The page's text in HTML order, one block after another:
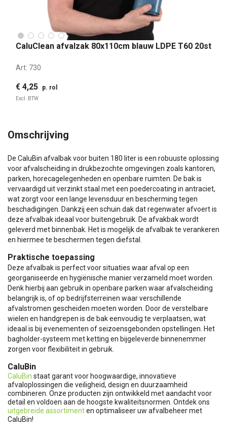
CaluClean afvalzak 80x110cm blauw LDPE T60 20st
Art: 730
€ 4,25 p. rol
Excl. BTW
Omschrijving
De CaluBin afvalbak voor buiten 180 liter is een robuuste oplossing
voor afvalscheiding in drukbezochte omgevingen zoals kantoren,
parken, horecagelegenheden en openbare ruimten. De bak is
vervaardigd uit verzinkt staal met een poedercoating in antraciet,
wat zorgt voor een lange levensduur en bescherming tegen
beschadigingen. Dankzij een schuin dak dat regenwater afvoert is
deze afvalbak ideaal voor buitengebruik. De afvakbak wordt
geleverd met binnenbak. Het is mogelijk de afvalbak te verankeren
en hiermee te beschermen tegen diefstal.
Praktische toepassing
Deze afvalbak is perfect voor situaties waar afval op een
georganiseerde en hygiënische manier verzameld moet worden.
Denk hierbij aan gebruik in openbare parken waar afvalscheiding
belangrijk is, of op bedrijfsterreinen waar verschillende
afvalstromen gescheiden moeten worden. Door de verstelbare
wielen en handgrepen is de bak eenvoudig te verplaatsen, wat
ideaal is bij evenementen of seizoensgebonden opstellingen. Het
bagholder-systeem met ketting en bijgeleverde binnenemmer
zorgen voor flexibiliteit in gebruik.
CaluBin
CaluBin staat garant voor hoogwaardige, innovatieve
afvaloplossingen die veiligheid, design en duurzaamheid
combineren. Onze producten zijn ontwikkeld met aandacht voor
detail en voldoen aan de hoogste kwaliteitsnormen. Ontdek ons
uitgebreide assortimenten optimaliseer uw afvalbeheer met
CaluBin!